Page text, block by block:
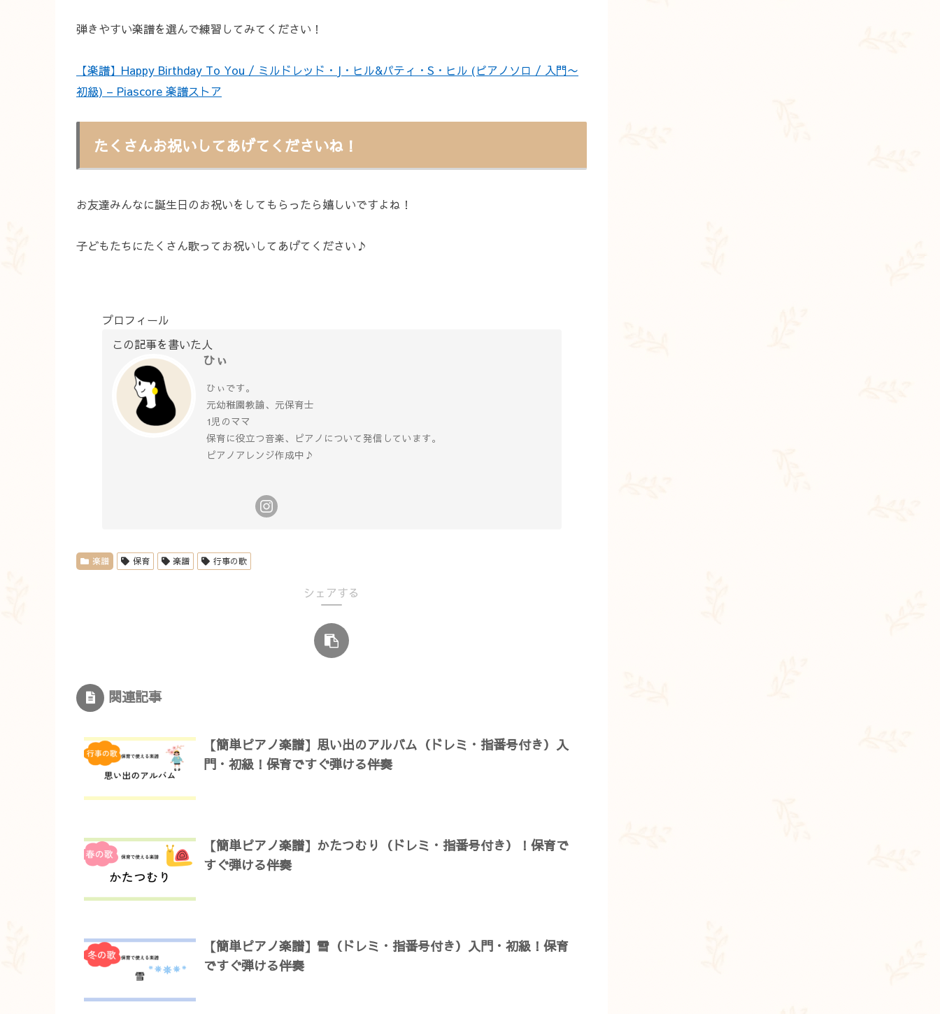
弾きやすい楽譜を選んで練習してみてください！
【楽譜】Happy Birthday To You / ミルドレッド・J・ヒル&パティ・S・ヒル (ピアノソロ / 入門〜
初級) – Piascore 楽譜ストア
たくさんお祝いしてあげてくださいね！
お友達みんなに誕生日のお祝いをしてもらったら嬉しいですよね！
子どもたちにたくさん歌ってお祝いしてあげてください♪
プロフィール
この記事を書いた人
ひぃ
ひぃです。
元幼稚園教諭、元保育士
1児のママ
保育に役立つ音楽、ピアノについて発信しています。
ピアノアレンジ作成中♪
楽譜 保育 楽譜 行事の歌
シェアする
関連記事
【簡単ピアノ楽譜】思い出のアルバム（ドレミ・指番号付き）入
門・初級！保育ですぐ弾ける伴奏
【簡単ピアノ楽譜】かたつむり（ドレミ・指番号付き）！保育で
すぐ弾ける伴奏
【簡単ピアノ楽譜】雪（ドレミ・指番号付き）入門・初級！保育
ですぐ弾ける伴奏